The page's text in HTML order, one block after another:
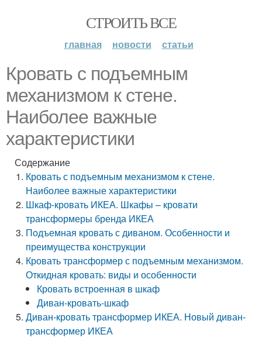
СТРОИТЬ ВСЕ
главная новости статьи
Кровать с подъемным
механизмом к стене.
Наиболее важные
характеристики
Содержание
Кровать с подъемным механизмом к стене.
Наиболее важные характеристики
Шкаф-кровать ИКЕА. Шкафы – кровати
трансформеры бренда ИКЕА
Подъемная кровать с диваном. Особенности и
преимущества конструкции
Кровать трансформер с подъемным механизмом.
Откидная кровать: виды и особенности
Кровать встроенная в шкаф
Диван-кровать-шкаф
Диван-кровать трансформер ИКЕА. Новый диван-
трансформер ИКЕА